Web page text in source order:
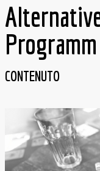
Visualizzazioni
Cartolina postale
Chi siamo
Deutsch
Programm
CONTENUTO